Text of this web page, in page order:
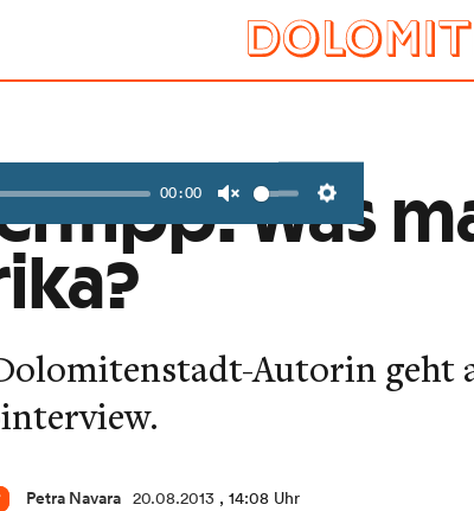
00:00
Settings
Was
Autorin geht
Petra Navara 20.08.2013 , 14:08 Uhr